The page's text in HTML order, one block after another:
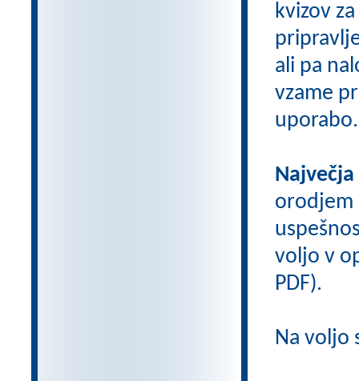
kvizov za
ali pa
vzame
uporabo.
orodjem
voljo v
PDF).
Na voljo